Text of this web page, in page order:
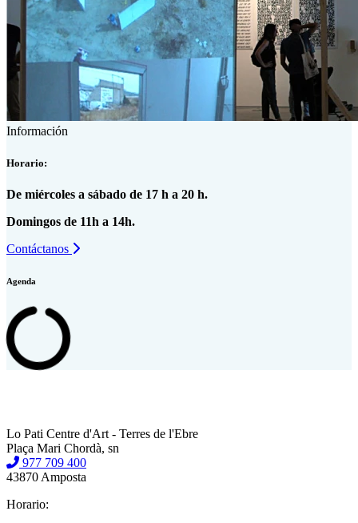
Información
Horario:
De miércoles a sábado de 17 h a 20 h.
Domingos de 11h a 14h.
Contáctanos
Agenda
Lo Pati Centre d'Art - Terres de l'Ebre
Plaça Mari Chordà, sn
977 709 400
43870 Amposta
Horario: